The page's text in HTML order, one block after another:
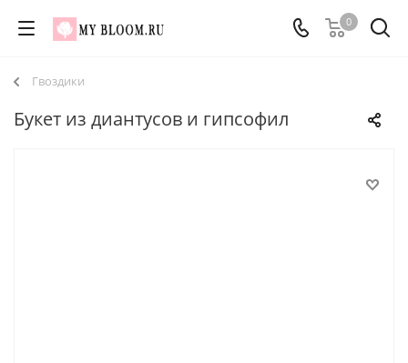
0
Гвоздики
Букет из диантусов и гипсофил